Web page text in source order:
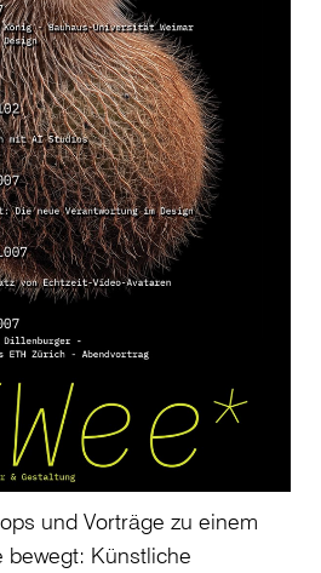
und Vorträge zu einem
bewegt: Künstliche